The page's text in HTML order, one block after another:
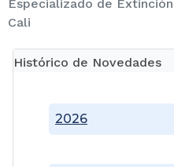
Especializado de
Cali
Histórico de Novedades
2026